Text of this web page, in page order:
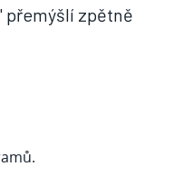
přemýšlí zpětně